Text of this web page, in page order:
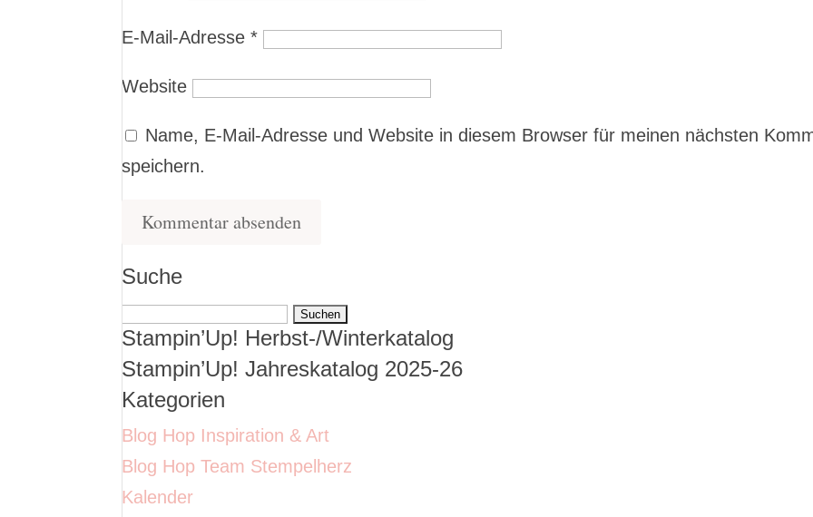
E-Mail-Adresse*
Website
Name, E-Mail-Adresse und Website in diesem Browser für meinen nächsten
speichern.
Suche
Suchen
nach:
Stampin’Up! Herbst-/Winterkatalog
Stampin’Up! Jahreskatalog 2025-26
Kategorien
Blog Hop Inspiration & Art
Blog Hop Team Stempelherz
Kalender